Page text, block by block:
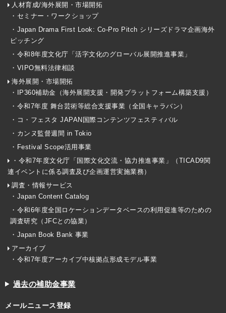
人材育成/海外展開・市場開拓
・セミナー・ワークショップ
・Japan Drama First Look: Co-Pro Pitch シリーズドラマ企画海外
ピッチング
・令和8年度文化庁「活字文化のグローバル展開推進事業」
・VIPO無料法律相談
海外展開・市場開拓
・IP360補助金（海外展開支援・開発プラットフォーム構築支援）
・令和7年度 舞台芸術等総合支援事業（全国キャラバン）
・コ・フェスタ JAPAN国際コンテンツフェスティバル
・カンヌ監督週間 in Tokio
・Festival Scope活用事業
・令和7年度文化庁「国際文化交流・協力推進事業」（TICAD9関
連イベントに係る調査及び企画運営実施業務）
調査・情報サービス
・Japan Content Catalog
・令和6年度全国ロケーションデータベースの利用促進等のための
調査研究（JFCとの協業）
・Japan Book Bank 事業
アーカイブ
・令和7年度アーカイブ中核拠点形成モデル事業
過去の補助金事業
メールニュース登録